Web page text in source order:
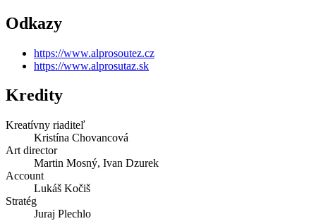
Odkazy
https://www.alprosoutez.cz
https://www.alprosutaz.sk
Kredity
Kreatívny riaditeľ
Kristína Chovancová
Art director
Martin Mosný, Ivan Dzurek
Account
Lukáš Kočiš
Stratég
Juraj Plechlo